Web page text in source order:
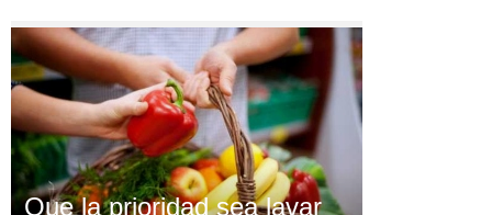
Que la prioridad sea lavar